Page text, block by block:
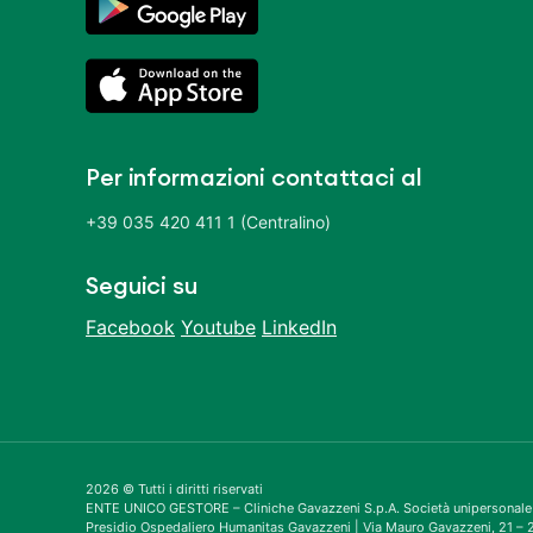
Per informazioni contattaci al
+39 035 420 411 1 (Centralino)
Seguici su
Facebook Youtube LinkedIn
2026 © Tutti i diritti riservati
ENTE UNICO GESTORE – Cliniche Gavazzeni S.p.A. Società unipersonale
Presidio Ospedaliero Humanitas Gavazzeni | Via Mauro Gavazzeni, 21 –